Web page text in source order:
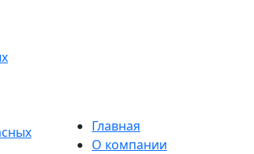
Главная
О компании